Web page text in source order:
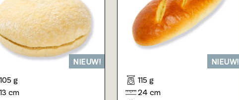
NIEUW!
105 g
13 cm
NIEUW!
115 g
24 cm